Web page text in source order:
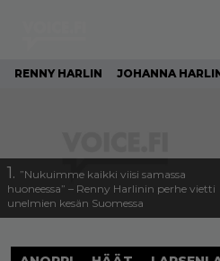
RENNY HARLIN JOHANNA
1. ”Nukuimme kaikki viisi samassa
huoneessa” – Renny Harlinin perhe vietti
unelmien kesän Suomessa